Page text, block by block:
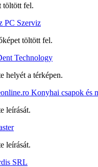
töltött fel.
PC Szerviz
töltött fel.
Technology
helyét a térképen.
Konyhai csapok és
leírását.
leírását.
SRL